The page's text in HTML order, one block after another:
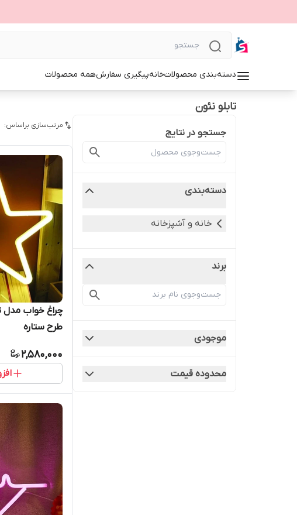
دسته‌بندی محصولاتخانهپیگیری سفارشهمه محصولات
تابلو نئون
جستجو در نتایج
دسته‌بندی
خانه و آشپزخانه
برند
موجودی
محدوده قیمت
مرتب‌سازی براساس:
چراغ خواب مدل
طرح ستاره
2,580,000